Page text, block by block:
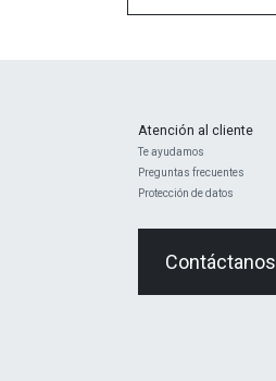
Atención al cliente
Te ayudamos
Preguntas frecuentes
Protección de datos
Contáctanos